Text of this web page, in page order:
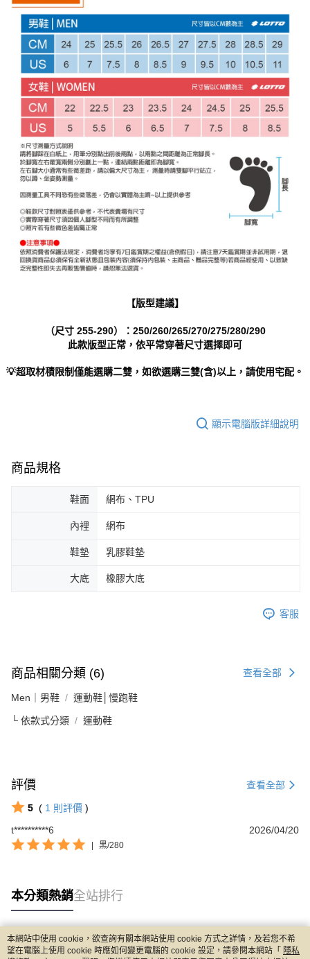
【版型建議】
（尺寸 255-290）：250/260/265/270/275/280/290
此款版型正常，依平常穿著尺寸選擇即可
💡超取材積限制僅能選購二雙，如欲選購三雙(含)以上，請使用宅配。
顯示電腦版詳細說明
商品規格
鞋面 網布、TPU
內裡 網布
鞋墊 乳膠鞋墊
大底 橡膠大底
客服
商品相關分類 (6) 查看全部
Men｜男鞋 運動鞋│慢跑鞋
└ 依款式分類 運動鞋
評價 查看全部
5 ( 1 則評價 )
t**********6
2026/04/20
黑/280
本分類熱銷全站排行
熱門標籤
本網站中使用 cookie，欲查詢有關本網站使用 cookie 方式之詳情，及若您不希
望在電腦上使用 cookie 時應如何變更電腦的 cookie 設定，請參閱本網站「 隱私